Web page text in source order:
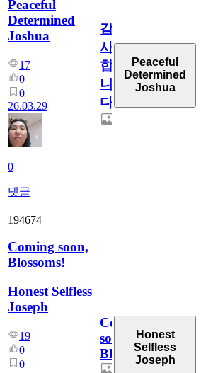
Peaceful
Determined
Joshua
17
0
0
26.03.29
0
댓글
감
사
합
니
다
Peaceful
Determined
Joshua
194674
Coming soon,
Blossoms!
Honest Selfless
Joseph
19
0
0
Coming
soon,
Blossoms!
Honest
Selfless
Joseph